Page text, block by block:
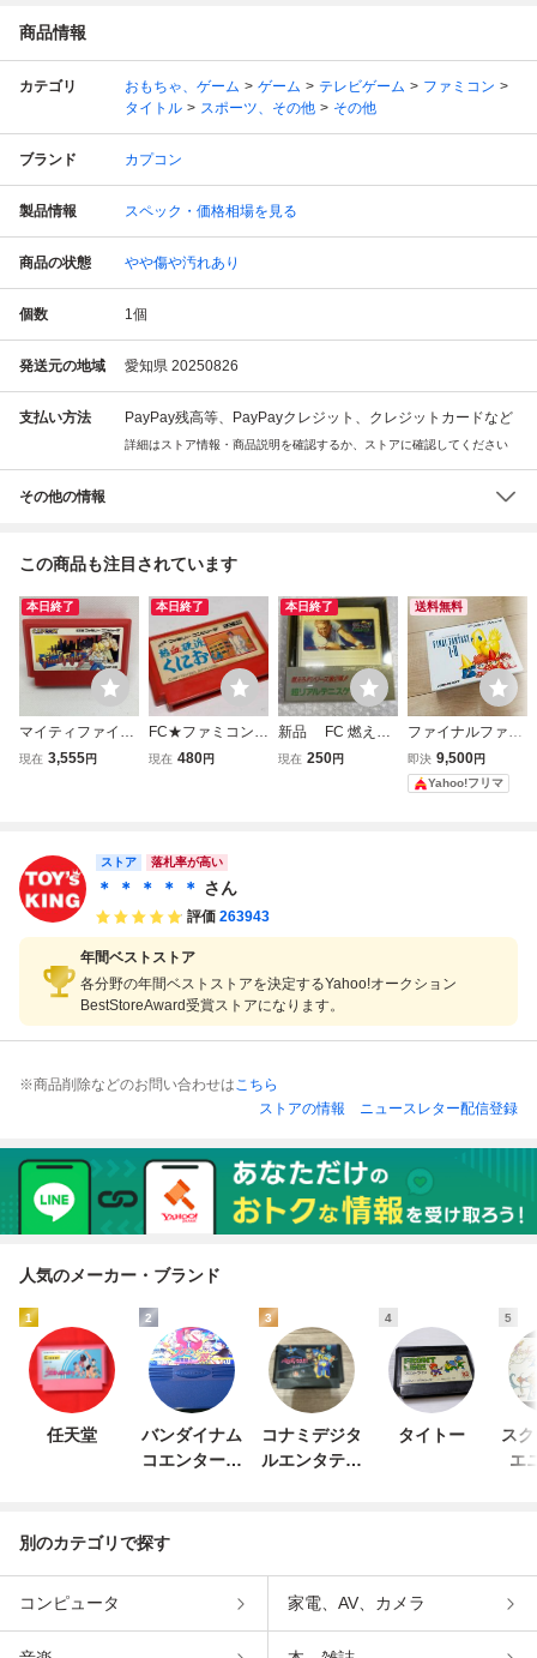
商品情報
カテゴリ おもちゃ、ゲーム ゲーム テレビゲーム
ファミコン
タイトル
スポーツ、その他 その他
ブランド カプコン
製品情報 スペック・価格相場を見る
商品の状態 やや傷や汚れあり
個数 1個
発送元の地域 愛知県 20250826
支払い方法 PayPay残高等、PayPayクレジット、クレジットカードなど
詳細はストア情報・商品説明を確認するか、ストアに確認してください
その他の情報
この商品も注目されています
本日終了
マイティファイナ
ルファイト FC フ
現在 3,555円
本日終了
FC★ファミコン★
熱血硬派くにおく
現在 480円
本日終了
新品 FC 燃えろ
プロテニス ジャレ
現在 250円
送料無料
ファイナルファン
タジーⅠ Ⅱ ファ
ミコン FC
即決 9,500円
Yahoo!フリマ
ストア 落札率が高い
＊ ＊ ＊ ＊ ＊ さん
評価 263943
年間ベストストア
各分野の年間ベストストアを決定するYahoo!オークション
BestStoreAward受賞ストアになります。
※商品削除などのお問い合わせはこちら
ストアの情報
ニュースレター配信登録
人気のメーカー・ブランド
1
任天堂
2
バンダイナム
コエンターテ
3
コナミデジタ
ルエンタテイ
4
タイトー
5
ス
エ
別のカテゴリで探す
コンピュータ 家電、AV、カメラ